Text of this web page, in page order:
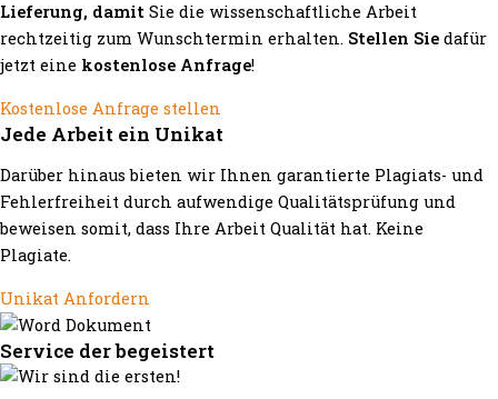
Lieferung, damit Sie die wissenschaftliche Arbeit
rechtzeitig zum Wunschtermin erhalten. Stellen Sie dafür
jetzt eine kostenlose Anfrage!
Kostenlose Anfrage stellen
Jede Arbeit ein Unikat
Darüber hinaus bieten wir Ihnen garantierte Plagiats- und
Fehlerfreiheit durch aufwendige Qualitätsprüfung und
beweisen somit, dass Ihre Arbeit Qualität hat. Keine
Plagiate.
Unikat Anfordern
Service der begeistert